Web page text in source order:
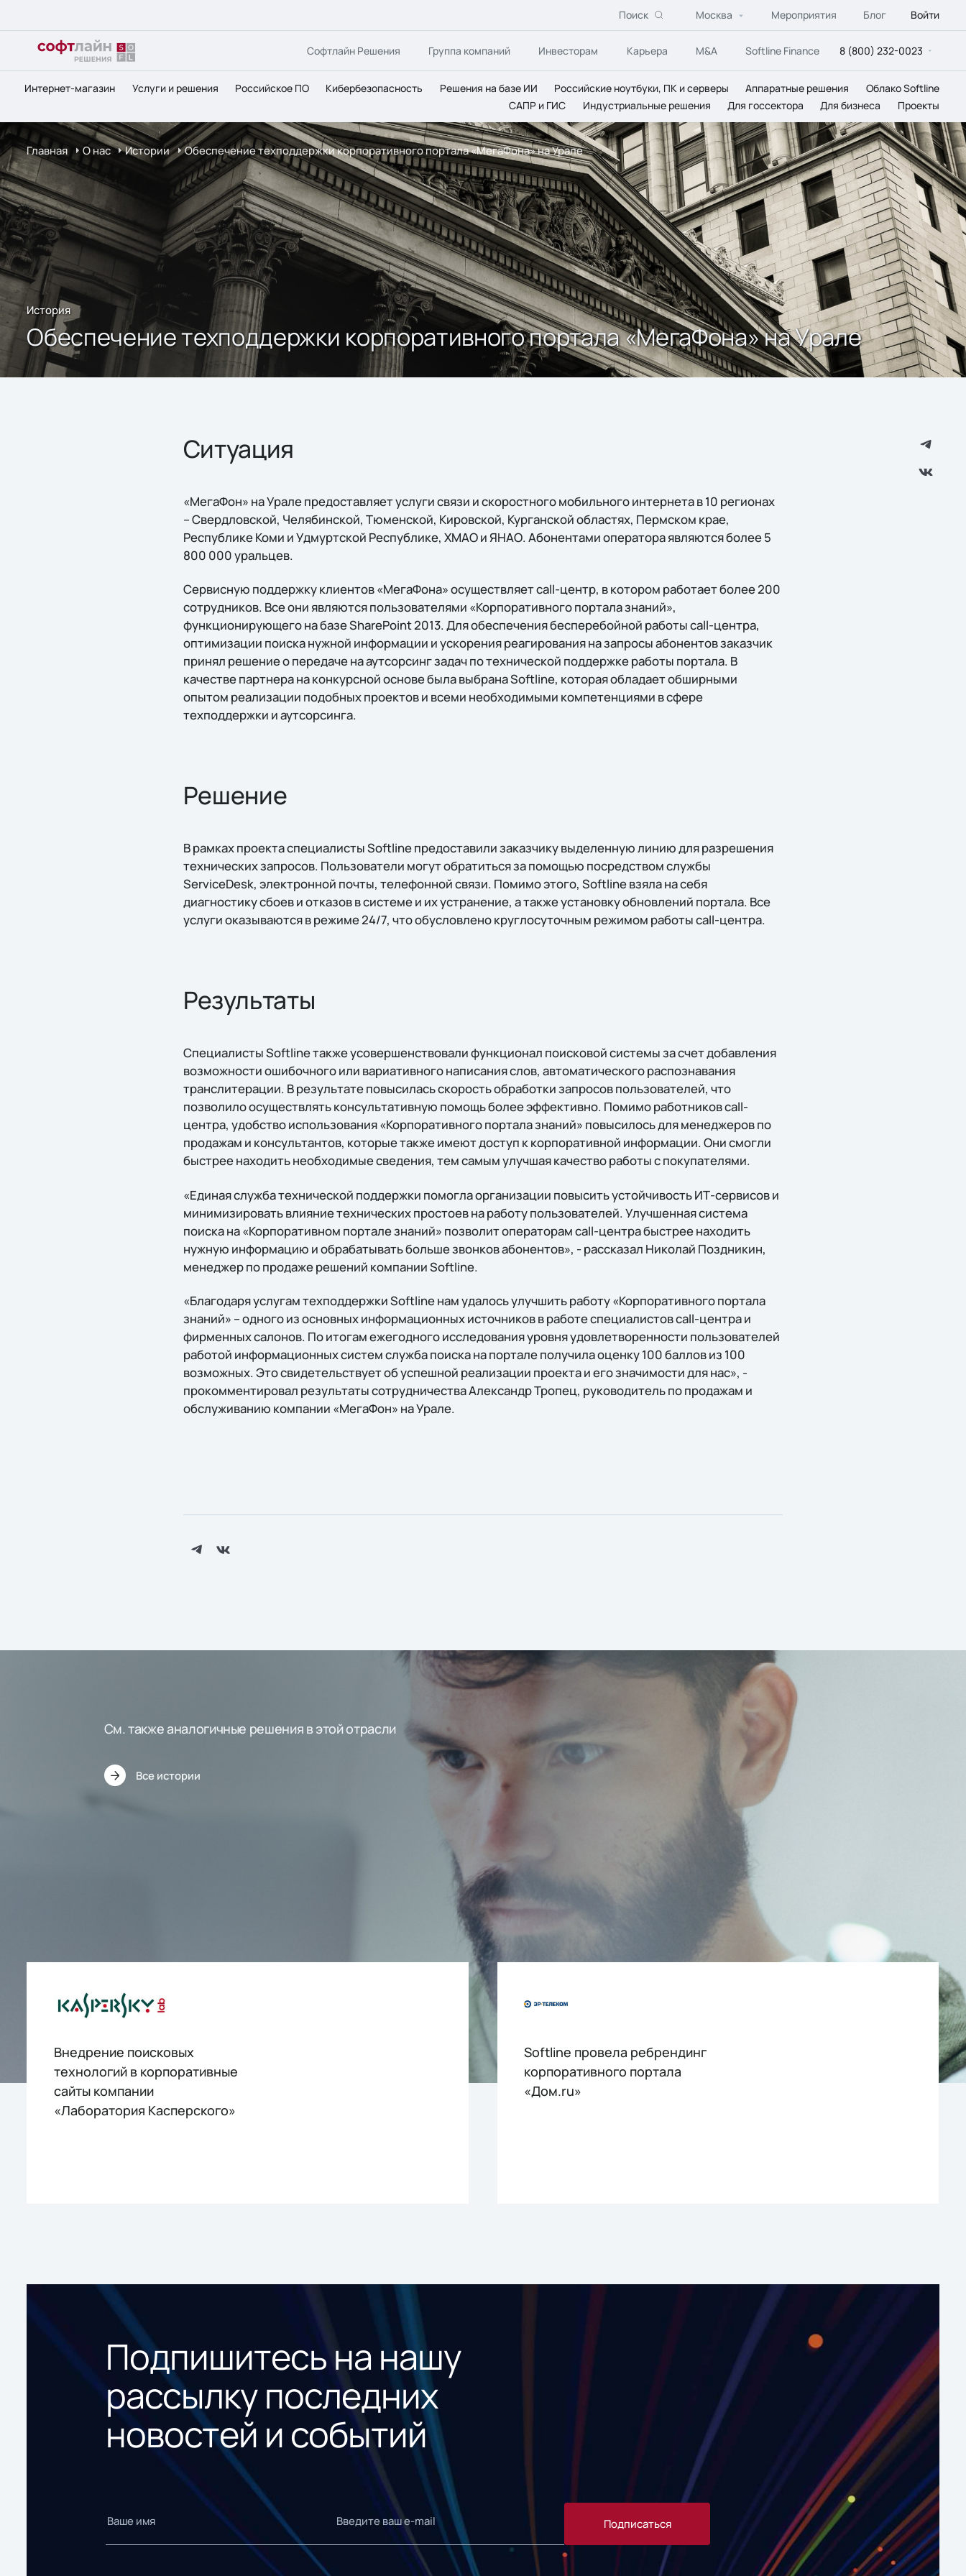
Поиск Москва Мероприятия Блог Войти
Софтлайн Решения Группа компаний Инвесторам Карьера M&A Softline Finance 8 (800) 232-0023
Интернет-магазин Услуги и решения Российское ПО Кибербезопасность Решения на базе ИИ Российские ноутбуки, ПК и серверы Аппаратные решения
Облако Softline
САПР и ГИС
Индустриальные решения Для госсектора Для бизнеса Проекты
Главная О нас Истории Обеспечение техподдержки корпоративного портала «МегаФона» на Урале
История
Обеспечение техподдержки корпоративного портала «МегаФона» на Урале
Ситуация
«МегаФон» на Урале предоставляет услуги связи и скоростного мобильного интернета в 10 регионах
– Свердловской, Челябинской, Тюменской, Кировской, Курганской областях, Пермском крае,
Республике Коми и Удмуртской Республике, ХМАО и ЯНАО. Абонентами оператора являются более 5
800 000 уральцев.
Сервисную поддержку клиентов «МегаФона» осуществляет call-центр, в котором работает более 200
сотрудников. Все они являются пользователями «Корпоративного портала знаний»,
функционирующего на базе SharePoint 2013. Для обеспечения бесперебойной работы call-центра,
оптимизации поиска нужной информации и ускорения реагирования на запросы абонентов заказчик
принял решение о передаче на аутсорсинг задач по технической поддержке работы портала. В
качестве партнера на конкурсной основе была выбрана Softline, которая обладает обширными
опытом реализации подобных проектов и всеми необходимыми компетенциями в сфере
техподдержки и аутсорсинга.
Решение
В рамках проекта специалисты Softline предоставили заказчику выделенную линию для разрешения
технических запросов. Пользователи могут обратиться за помощью посредством службы
ServiceDesk, электронной почты, телефонной связи. Помимо этого, Softline взяла на себя
диагностику сбоев и отказов в системе и их устранение, а также установку обновлений портала. Все
услуги оказываются в режиме 24/7, что обусловлено круглосуточным режимом работы call-центра.
Результаты
Специалисты Softline также усовершенствовали функционал поисковой системы за счет добавления
возможности ошибочного или вариативного написания слов, автоматического распознавания
транслитерации. В результате повысилась скорость обработки запросов пользователей, что
позволило осуществлять консультативную помощь более эффективно. Помимо работников call-
центра, удобство использования «Корпоративного портала знаний» повысилось для менеджеров по
продажам и консультантов, которые также имеют доступ к корпоративной информации. Они смогли
быстрее находить необходимые сведения, тем самым улучшая качество работы с покупателями.
«Единая служба технической поддержки помогла организации повысить устойчивость ИТ-сервисов и
минимизировать влияние технических простоев на работу пользователей. Улучшенная система
поиска на «Корпоративном портале знаний» позволит операторам call-центра быстрее находить
нужную информацию и обрабатывать больше звонков абонентов», - рассказал Николай Поздникин,
менеджер по продаже решений компании Softline.
«Благодаря услугам техподдержки Softline нам удалось улучшить работу «Корпоративного портала
знаний» – одного из основных информационных источников в работе специалистов call-центра и
фирменных салонов. По итогам ежегодного исследования уровня удовлетворенности пользователей
работой информационных систем служба поиска на портале получила оценку 100 баллов из 100
возможных. Это свидетельствует об успешной реализации проекта и его значимости для нас», -
прокомментировал результаты сотрудничества Александр Тропец, руководитель по продажам и
обслуживанию компании «МегаФон» на Урале.
См. также аналогичные решения в этой отрасли
Все истории
Внедрение поисковых
технологий в корпоративные
сайты компании
«Лаборатория Касперского»
Softline провела ребрендинг
корпоративного портала
«Дом.ru»
Подпишитесь на нашу
рассылку последних
новостей и событий
Подписаться